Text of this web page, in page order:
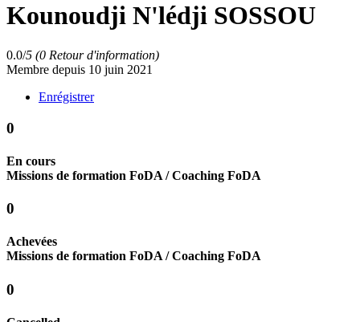
Kounoudji N'lédji SOSSOU
0.0/5 (0 Retour d'information)
Membre depuis 10 juin 2021
Enrégistrer
0
En cours
Missions de formation FoDA / Coaching FoDA
0
Achevées
Missions de formation FoDA / Coaching FoDA
0